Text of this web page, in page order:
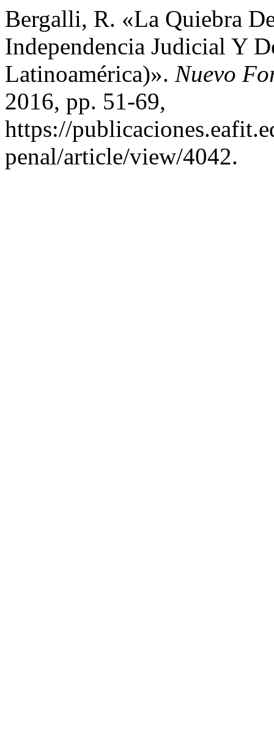
Bergalli, R. «La Quiebra
Independencia Judicial Y
Latinoamérica)». Nuevo
2016, pp. 51-69,
https://
penal/article/view/4042.